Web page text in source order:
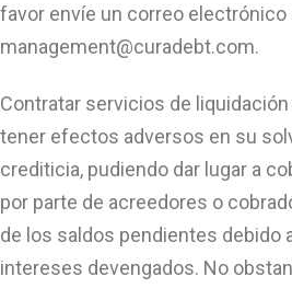
favor envíe un correo electrónico
management@curadebt.com.
Contratar servicios de
tener efectos adversos en su
crediticia, pudiendo dar lugar a
por parte de acreedores o
de los saldos pendientes debido
intereses devengados. No